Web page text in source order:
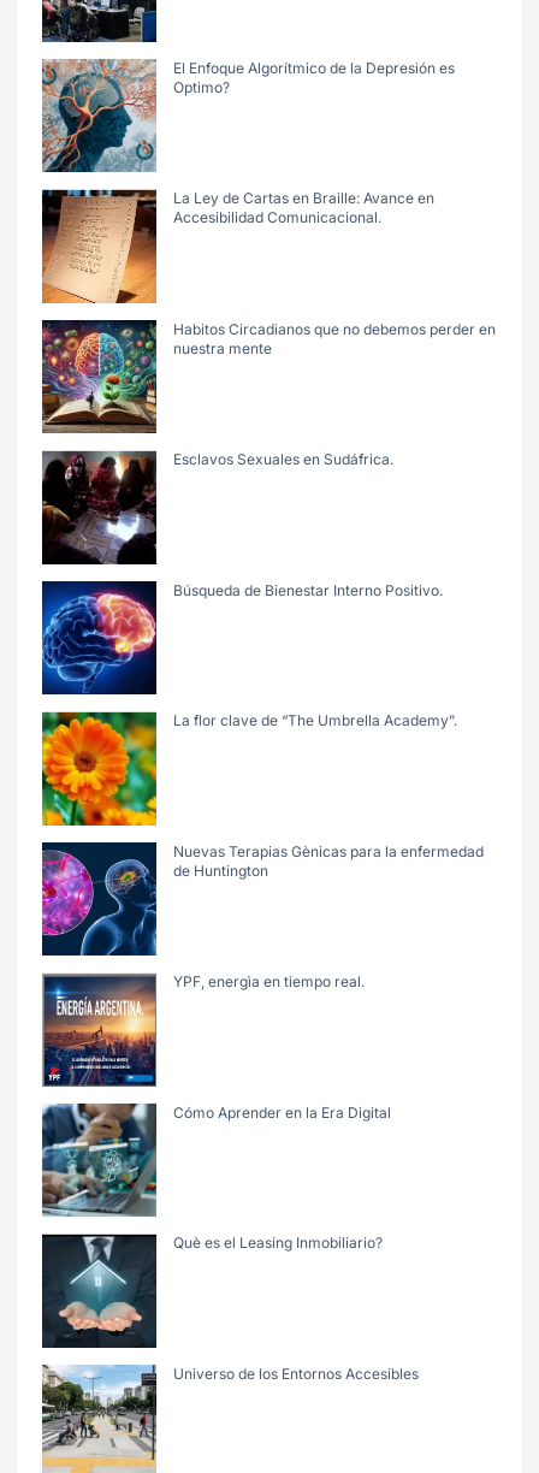
El Enfoque Algorítmico de la Depresión es
Optimo?
La Ley de Cartas en Braille: Avance en
Accesibilidad Comunicacional.
Habitos Circadianos que no debemos perder en
nuestra mente
Esclavos Sexuales en Sudáfrica.
Búsqueda de Bienestar Interno Positivo.
La flor clave de “The Umbrella Academy”.
Nuevas Terapias Gènicas para la enfermedad
de Huntington
YPF, energìa en tiempo real.
Cómo Aprender en la Era Digital
Què es el Leasing Inmobiliario?
Universo de los Entornos Accesibles